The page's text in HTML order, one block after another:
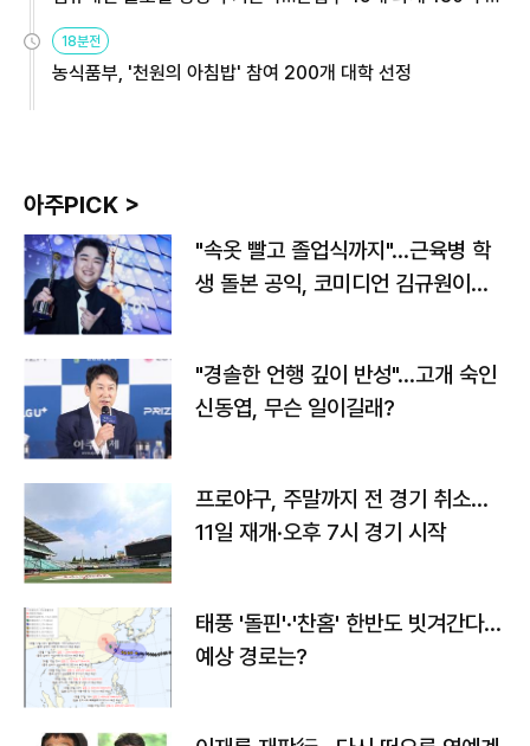
18분전
농식품부, '천원의 아침밥' 참여 200개 대학 선정
아주PICK >
"속옷 빨고 졸업식까지"…근육병 학
생 돌본 공익, 코미디언 김규원이었
"경솔한 언행 깊이 반성"…고개 숙인
신동엽, 무슨 일이길래?
프로야구, 주말까지 전 경기 취소…
11일 재개·오후 7시 경기 시작
태풍 '돌핀'·'찬홈' 한반도 빗겨간다…
예상 경로는?